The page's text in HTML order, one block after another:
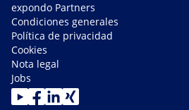
expondo Partners
Condiciones generales
Política de privacidad
Cookies
Nota legal
Jobs